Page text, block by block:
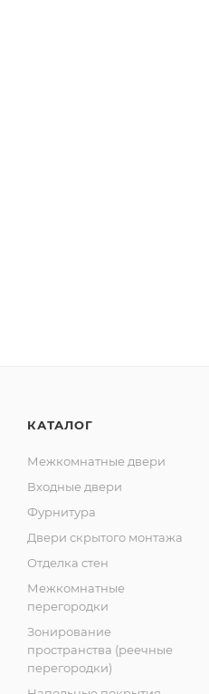
КАТАЛОГ
Межкомнатные двери
Входные двери
Фурнитура
Двери скрытого монтажа
Отделка стен
Межкомнатные
перегородки
Зонирование
пространства (реечные
перегородки)